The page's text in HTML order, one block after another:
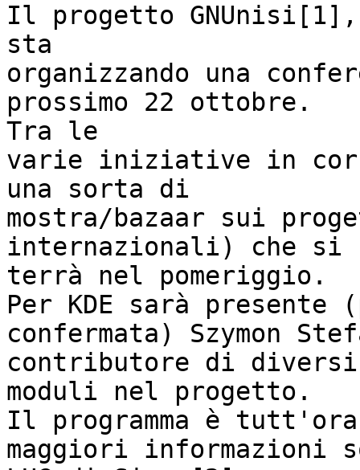
Il progetto
sta
organizzando una
prossimo 22 ottobre.
Tra le
varie iniziative in
una sorta di
mostra/bazaar sui
internazionali) che si
terrà nel pomeriggio.
Per KDE sarà
confermata) Szymon
contributore di
moduli nel progetto.
Il programma è
maggiori